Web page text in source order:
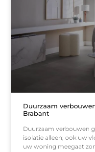
Duurzaam
Brabant
Duurzaam verbouwen
isolatie alleen; ook uw
uw woning meegaat